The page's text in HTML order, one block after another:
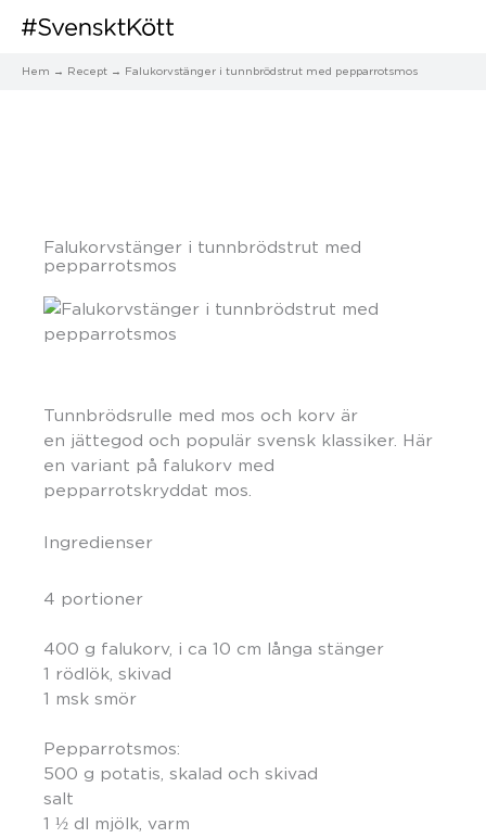
Hem Recept Falukorvstänger i tunnbrödstrut med pepparrotsmos
Falukorvstänger i tunnbrödstrut med
pepparrotsmos
Tunnbrödsrulle med mos och korv är
en jättegod och populär svensk klassiker. Här
en variant på falukorv med
pepparrotskryddat mos.
Ingredienser
4 portioner
400 g falukorv, i ca 10 cm långa stänger
1 rödlök, skivad
1 msk smör
Pepparrotsmos:
500 g potatis, skalad och skivad
salt
1 ½ dl mjölk, varm